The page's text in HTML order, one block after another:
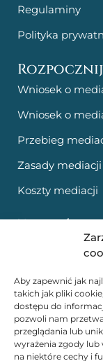
Aby zapewnić jak
takich jak pliki
dostępu do
pozwoli nam
przeglądania lub
wyrażenia zgody lub
na niektóre cechy i
Regulaminy
Polityka
Wniosek o
Wniosek o
Przebieg
Zasady mediacji
Koszty mediacji
Zostań
Szkolenia
Poznaj naszych
Kontakt: